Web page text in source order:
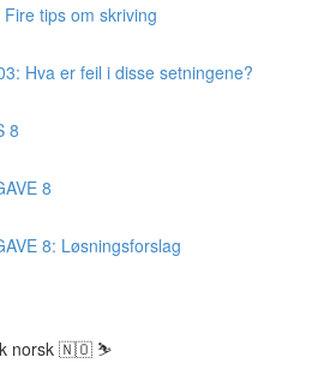
Fire tips om skriving
Hva er feil i disse setningene?
8
8
8: Løsningsforslag
norsk 🇳🇴 ⛷